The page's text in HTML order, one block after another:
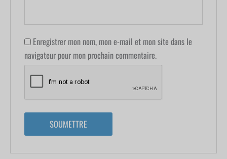
Enregistrer mon nom, mon e-mail et mon site dans le
navigateur pour mon prochain commentaire.